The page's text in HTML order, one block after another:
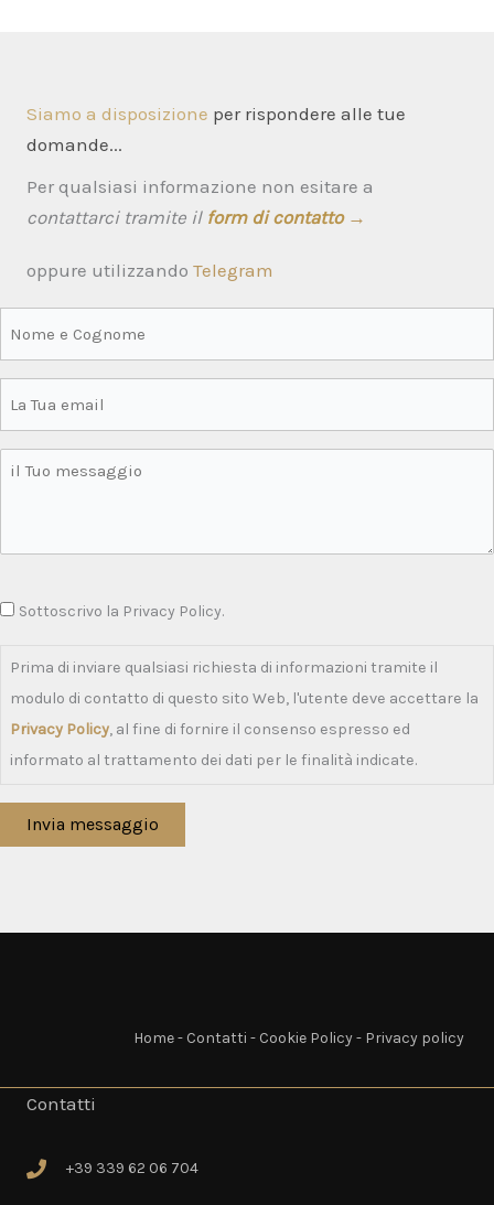
Siamo a disposizione per rispondere alle tue
domande...
Per qualsiasi informazione non esitare a
contattarci tramite il form di contatto→
oppure utilizzando Telegram
Sottoscrivo la Privacy Policy.
Prima di inviare qualsiasi richiesta di informazioni tramite il
modulo di contatto di questo sito Web, l'utente deve accettare la
Privacy Policy, al fine di fornire il consenso espresso ed
informato al trattamento dei dati per le finalità indicate.
Invia messaggio
Home- Contatti - Cookie Policy- Privacy policy
Contatti
+39 339 62 06 704
+39 339 62 06 704